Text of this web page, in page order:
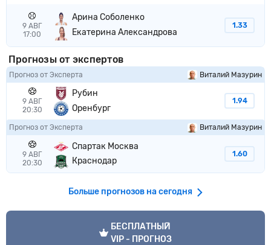
9 АВГ
17:00
Арина Соболенко
Екатерина Александрова
1.33
Прогнозы от экспертов
Прогноз от Эксперта Виталий Мазурин
9 АВГ
20:30
Рубин
Оренбург
1.94
Прогноз от Эксперта Виталий Мазурин
9 АВГ
20:30
Спартак Москва
Краснодар
1.60
Больше прогнозов на сегодня
VIP прогноз
БЕСПЛАТНЫЙ
VIP - ПРОГНОЗ